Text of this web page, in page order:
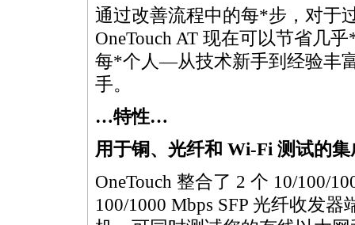
通过改善流程中的每*步，对于
OneTouch AT 现在可以节省几乎
每*个人—从技术新手到经验丰
手。
…特性…
用于铜、光纤和 Wi-Fi 测试的
OneTouch 整合了 2 个 10/100/
100/1000 Mbps SFP 光纤收发